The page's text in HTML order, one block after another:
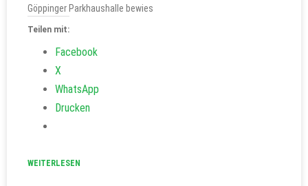
Göppinger Parkhaushalle bewies
Teilen mit:
Facebook
X
WhatsApp
Drucken
WEITERLESEN